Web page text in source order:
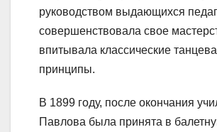
руководством выдающихся
совершенствовала свое
впитывала классические
принципы.
В 1899 году, после окончания
Павлова была принята в